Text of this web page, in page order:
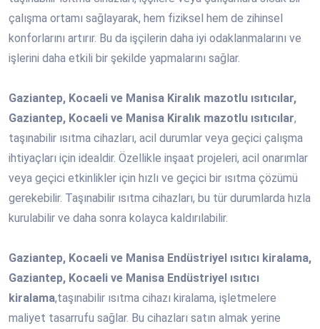
çalışma ortamı sağlayarak, hem fiziksel hem de zihinsel
konforlarını artırır. Bu da işçilerin daha iyi odaklanmalarını ve
işlerini daha etkili bir şekilde yapmalarını sağlar.
Gaziantep, Kocaeli ve Manisa Kiralık mazotlu ısıtıcılar,
Gaziantep, Kocaeli ve Manisa Kiralık mazotlu ısıtıcılar,
taşınabilir ısıtma cihazları, acil durumlar veya geçici çalışma
ihtiyaçları için idealdir. Özellikle inşaat projeleri, acil onarımlar
veya geçici etkinlikler için hızlı ve geçici bir ısıtma çözümü
gerekebilir. Taşınabilir ısıtma cihazları, bu tür durumlarda hızla
kurulabilir ve daha sonra kolayca kaldırılabilir.
Gaziantep, Kocaeli ve Manisa Endüstriyel ısıtıcı kiralama,
Gaziantep, Kocaeli ve Manisa Endüstriyel ısıtıcı
kiralama,taşınabilir ısıtma cihazı kiralama, işletmelere
maliyet tasarrufu sağlar. Bu cihazları satın almak yerine